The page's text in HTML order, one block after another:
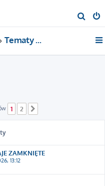
z
Tematy bez odpowiedzi
1 2
ZAMKNIĘTE
13:12